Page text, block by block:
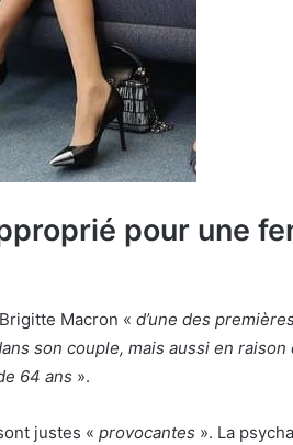
pour une
Macron « d’une des
son couple, mais aussi en raison
64 ans ».
justes « provocantes ». La